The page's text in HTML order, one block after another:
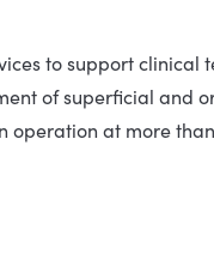
to support clinical
of superficial and
operation at more